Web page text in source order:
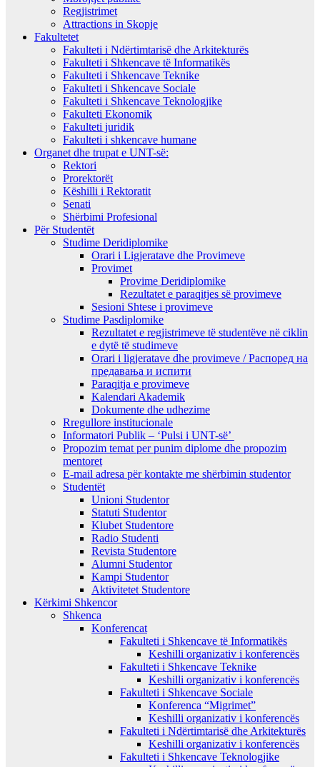
Regjistrimet
Attractions in Skopje
Fakultetet
Fakulteti i Ndërtimtarisë dhe Arkitekturës
Fakulteti i Shkencave të Informatikës
Fakulteti i Shkencave Teknike
Fakulteti i Shkencave Sociale
Fakulteti i Shkencave Teknologjike
Fakulteti Ekonomik
Fakulteti juridik
Fakulteti i shkencave humane
Organet dhe trupat e UNT-së:
Rektori
Prorektorët
Këshilli i Rektoratit
Senati
Shërbimi Profesional
Për Studentët
Studime Deridiplomike
Orari i Ligjeratave dhe Provimeve
Provimet
Provime Deridiplomike
Rezultatet e paraqitjes së provimeve
Sesioni Shtese i provimeve
Studime Pasdiplomike
Rezultatet e regjistrimeve të studentëve në ciklin
e dytë të studimeve
Orari i ligjeratave dhe provimeve / Распоред на
предавањa и испити
Paraqitja e provimeve
Kalendari Akademik
Dokumente dhe udhezime
Rregullore institucionale
Informatori Publik – ‘Pulsi i UNT-së’
Propozim temat per punim diplome dhe propozim
mentoret
E-mail adresa për kontakte me shërbimin studentor
Studentët
Unioni Studentor
Statuti Studentor
Klubet Studentore
Radio Studenti
Revista Studentore
Alumni Studentor
Kampi Studentor
Aktivitetet Studentore
Kërkimi Shkencor
Shkenca
Konferencat
Fakulteti i Shkencave të Informatikës
Keshilli organizativ i konferencës
Fakulteti i Shkencave Teknike
Keshilli organizativ i konferencës
Fakulteti i Shkencave Sociale
Konferenca “Migrimet”
Keshilli organizativ i konferencës
Fakulteti i Ndërtimtarisë dhe Arkitekturës
Keshilli organizativ i konferencës
Fakulteti i Shkencave Teknologjike